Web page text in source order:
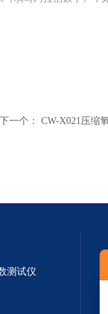
下一个： CW-X021压缩
测试仪